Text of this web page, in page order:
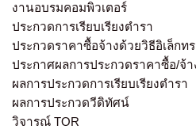
งานอบรมคอมพิวเตอร์
ประกวดการเรียบเรียงตำรา
ประกวดราคาซื้อจ้างด้วยวิธีอิเล็กท
ประกาศผลการประกวดราคาซื้อ/จ้า
ผลการประกวดการเรียบเรียงตำรา
ผลการประกวดวีดิทัศน์
วิจารณ์ TOR